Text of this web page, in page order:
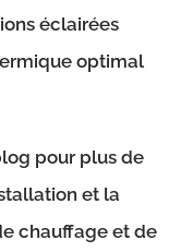
éclairées
optimal
pour plus de
et la
chauffage et de